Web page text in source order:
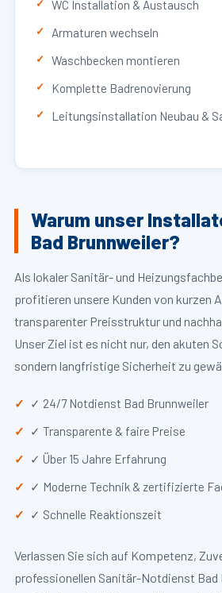
WC Installation & Austausch
Armaturen wechseln
Waschbecken montieren
Komplette Badrenovierung
Leitungsinstallation Neubau &
Warum unser
Bad Brunnweiler?
Als lokaler Sanitär- und
profitieren unsere Kunden von kurzen
transparenter Preisstruktur und
Unser Ziel ist es nicht nur, den akuten
sondern langfristige Sicherheit zu
✓ 24/7 Notdienst Bad Brunnweiler
✓ Transparente & faire Preise
✓ Über 15 Jahre Erfahrung
✓ Moderne Technik & zertifizierte
✓ Schnelle Reaktionszeit
Verlassen Sie sich auf Kompetenz,
professionellen Sanitär-Notdienst Bad